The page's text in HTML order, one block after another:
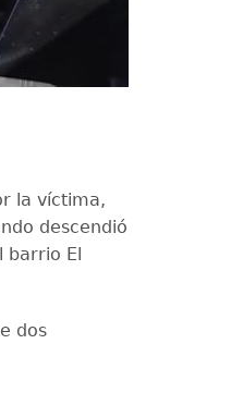
la víctima,
descendió
barrio El
dos